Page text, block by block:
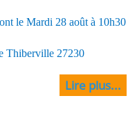
le Mardi 28 août à 10h30
Thiberville 27230
Lire plus...